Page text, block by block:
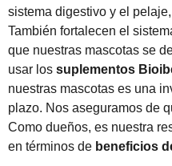
sistema digestivo y el
También fortalecen el
que nuestras mascotas se
usar los suplementos
nuestras mascotas es una
plazo. Nos aseguramos de
Como dueños, es nuestra
en términos de beneficios